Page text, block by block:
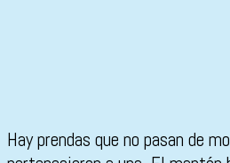
Hay prendas que no pasan de